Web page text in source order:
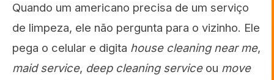
Quando um americano precisa de um serviço
de limpeza, ele não pergunta para o vizinho. Ele
pega o celular e digita house cleaning near me,
maid service, deep cleaning serviceou move